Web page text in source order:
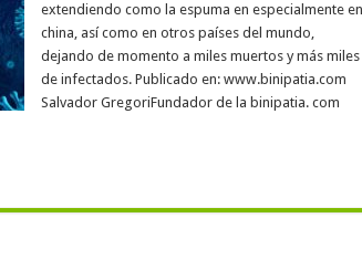
extendiendo como la espuma en especialmente en
china, así como en otros países del mundo,
dejando de momento a miles muertos y más miles
de infectados. Publicado en: www.binipatia.com
Salvador GregoriFundador de la binipatia. com